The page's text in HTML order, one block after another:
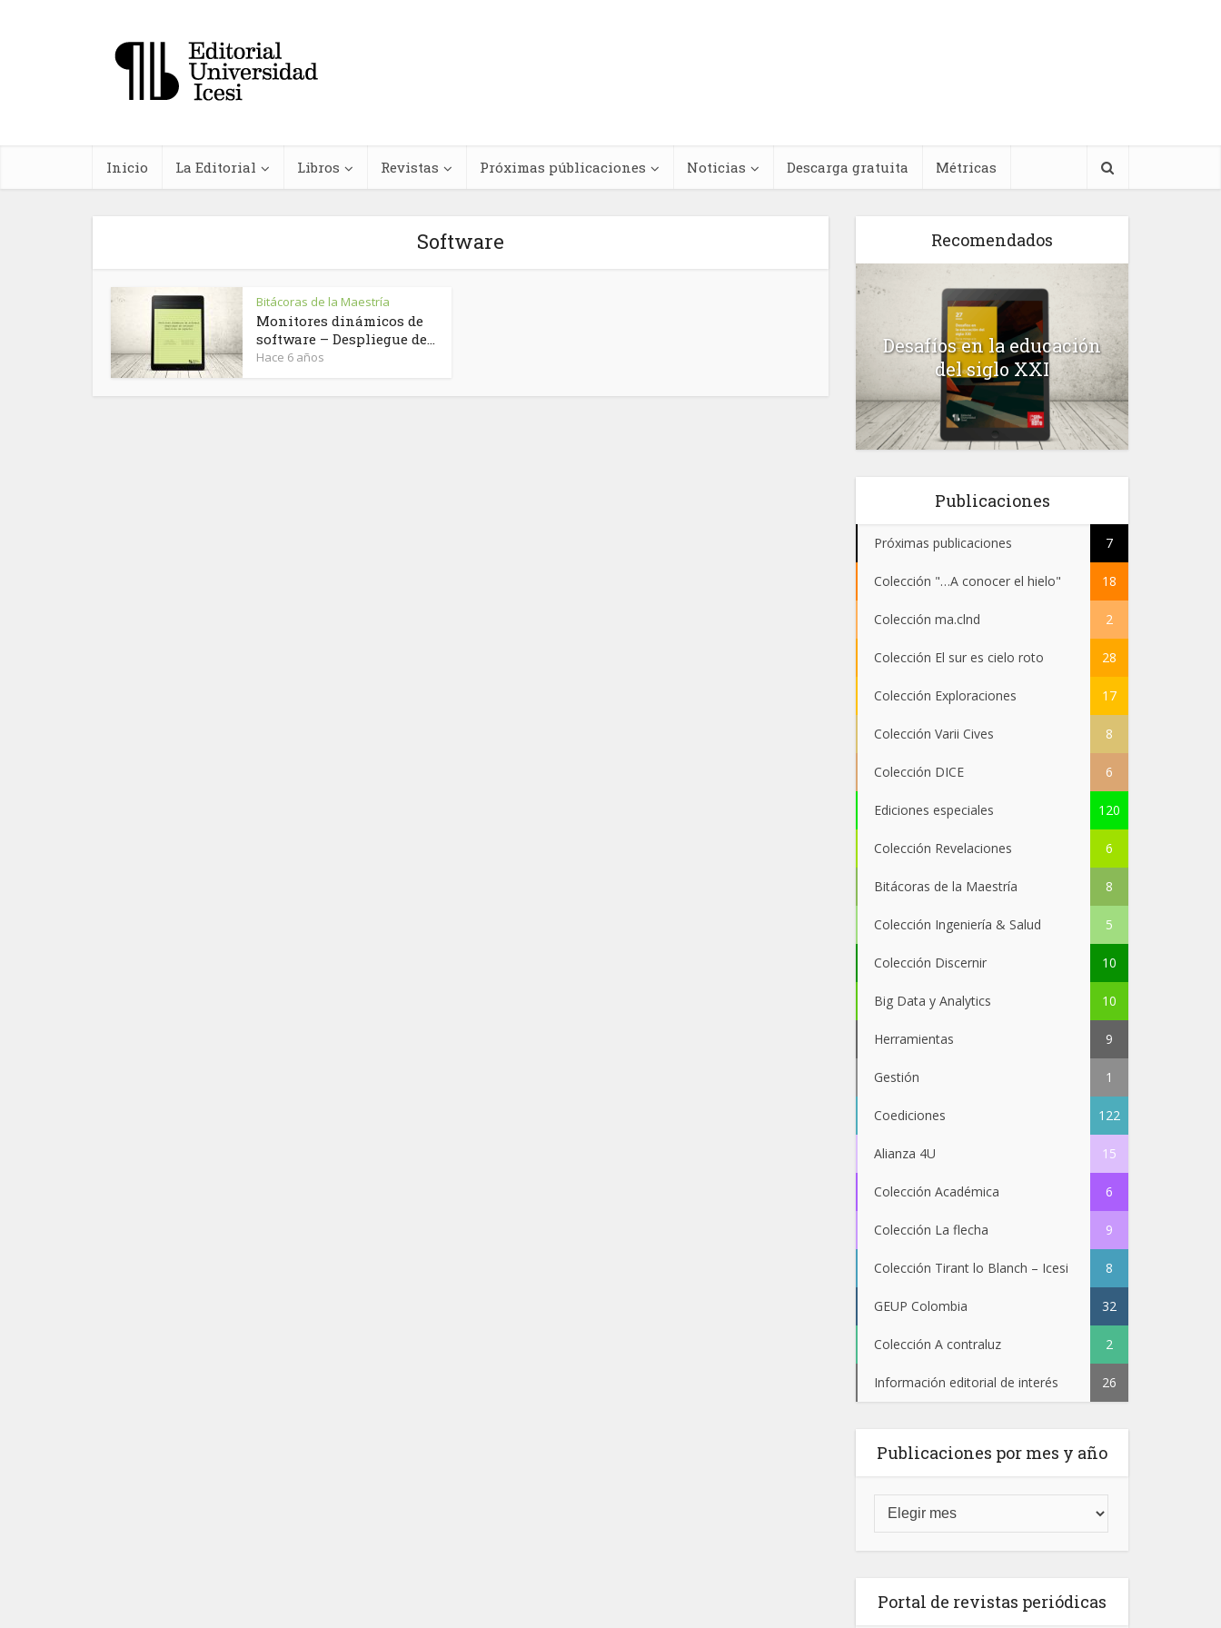
Inicio La Editorial Libros Revistas Próximas públicaciones Noticias Descarga gratuita Métricas
Software
Bitácoras de la Maestría
Monitores dinámicos de
software – Despliegue de...
Hace 6 años
Recomendados
Interacciones
farmacológicas entre
medicamentos
América Latina y el
Desafíos en la educación
del siglo XXI
Publicaciones
Próximas publicaciones 7
Colección "…A conocer el hielo" 18
Colección ma.clnd 2
Colección El sur es cielo roto 28
Colección Exploraciones 17
Colección Varii Cives 8
Colección DICE 6
Ediciones especiales 120
Colección Revelaciones 6
Bitácoras de la Maestría 8
Colección Ingeniería & Salud 5
Colección Discernir 10
Big Data y Analytics 10
Herramientas 9
Gestión 1
Coediciones 122
Alianza 4U 15
Colección Académica 6
Colección La flecha 9
Colección Tirant lo Blanch – Icesi 8
GEUP Colombia 32
Colección A contraluz 2
Información editorial de interés 26
Publicaciones por mes y año
Portal de revistas periódicas